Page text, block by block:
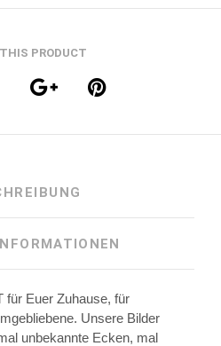
PRODUCT
für Euer Zuhause, für
Unsere Bilder
unbekannte Ecken, mal